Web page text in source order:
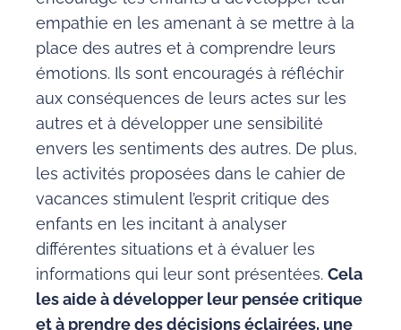
empathie en les amenant à se mettre à la
place des autres et à comprendre leurs
émotions. Ils sont encouragés à réfléchir
aux conséquences de leurs actes sur les
autres et à développer une sensibilité
envers les sentiments des autres. De plus,
les activités proposées dans le cahier de
vacances stimulent l’esprit critique des
enfants en les incitant à analyser
différentes situations et à évaluer les
informations qui leur sont présentées. Cela
les aide à développer leur pensée critique
et à prendre des décisions éclairées, une